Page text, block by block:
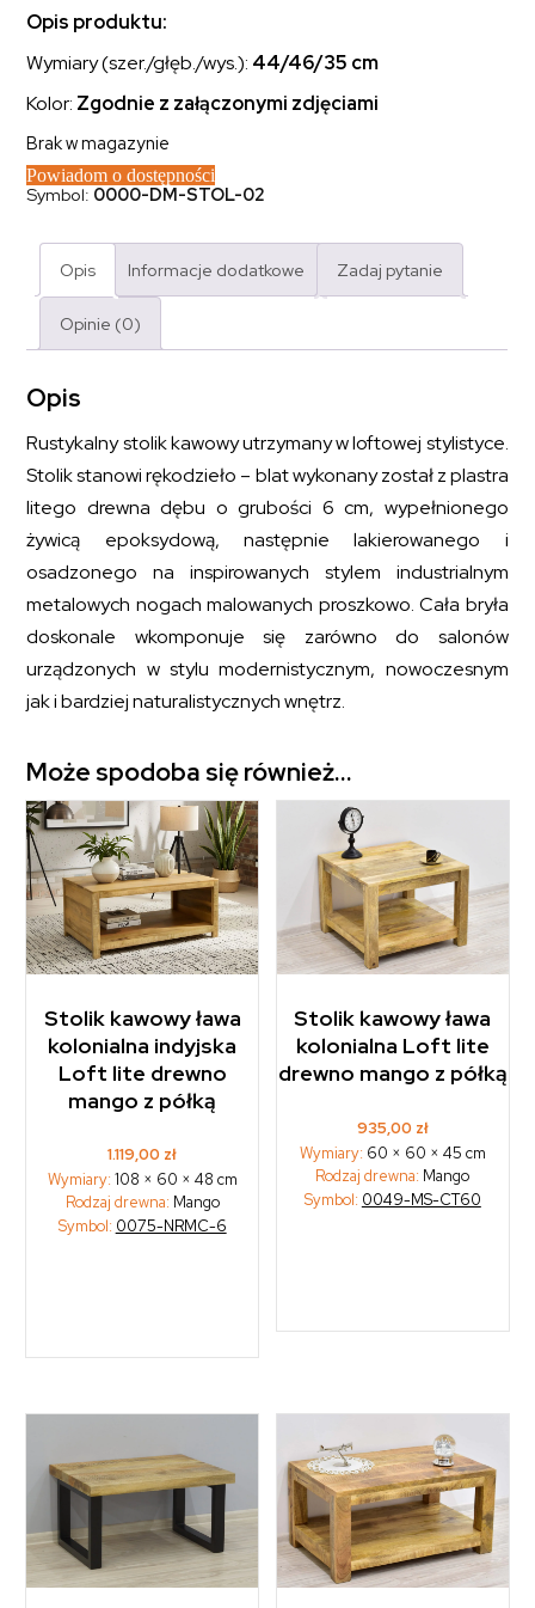
Opis produktu:
Wymiary (szer./głęb./wys.): 44/46/35 cm
Kolor: Zgodnie z załączonymi zdjęciami
Brak w magazynie
Powiadom o dostępności
Symbol: 0000-DM-STOL-02
Opis Informacje dodatkowe Zadaj pytanie
Opinie (0)
Opis
Rustykalny stolik kawowy utrzymany w loftowej stylistyce.
Stolik stanowi rękodzieło – blat wykonany został z plastra
litego drewna dębu o grubości 6 cm, wypełnionego
żywicą epoksydową, następnie lakierowanego i
osadzonego na inspirowanych stylem industrialnym
metalowych nogach malowanych proszkowo. Cała bryła
doskonale wkomponuje się zarówno do salonów
urządzonych w stylu modernistycznym, nowoczesnym
jak i bardziej naturalistycznych wnętrz.
Może spodoba się również…
Stolik kawowy ława
kolonialna indyjska
Loft lite drewno
mango z półką
1.119,00 zł
Wymiary: 108 × 60 × 48 cm
Rodzaj drewna: Mango
Symbol: 0075-NRMC-6
Stolik kawowy ława
kolonialna Loft lite
drewno mango z półką
935,00 zł
Wymiary: 60 × 60 × 45 cm
Rodzaj drewna: Mango
Symbol: 0049-MS-CT60